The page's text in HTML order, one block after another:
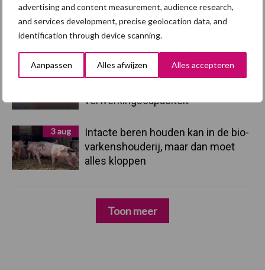
advertising and content measurement, audience research,
and services development, precise geolocation data, and
identification through device scanning.
Aanpassen Alles afwijzen Alles accepteren
4 aug
AVP in Finland onderstreept dat
alertheid belangrijk is, zeker nu
3 aug
Vlaamse mestbalans in evenwicht
verwerkingscapaciteit
3 aug
Intacte beren houden kan in de bio-
varkenshouderij, maar dan moet
alles kloppen
Toon meer